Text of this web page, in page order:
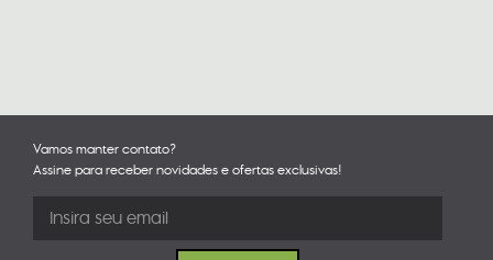
Vamos manter contato?
Assine para receber novidades e ofertas exclusivas!